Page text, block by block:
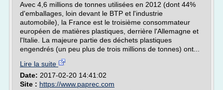
Avec 4,6 millions de tonnes utilisées en 2012 (dont 44%
d'emballages, loin devant le BTP et l'industrie
automobile), la France est le troisième consommateur
européen de matières plastiques, derrière l'Allemagne et
l'Italie. La majeure partie des déchets plastiques
engendrés (un peu plus de trois millions de tonnes) ont...
Lire la suite
Date: 2017-02-20 14:41:02
Site : https://www.paprec.com